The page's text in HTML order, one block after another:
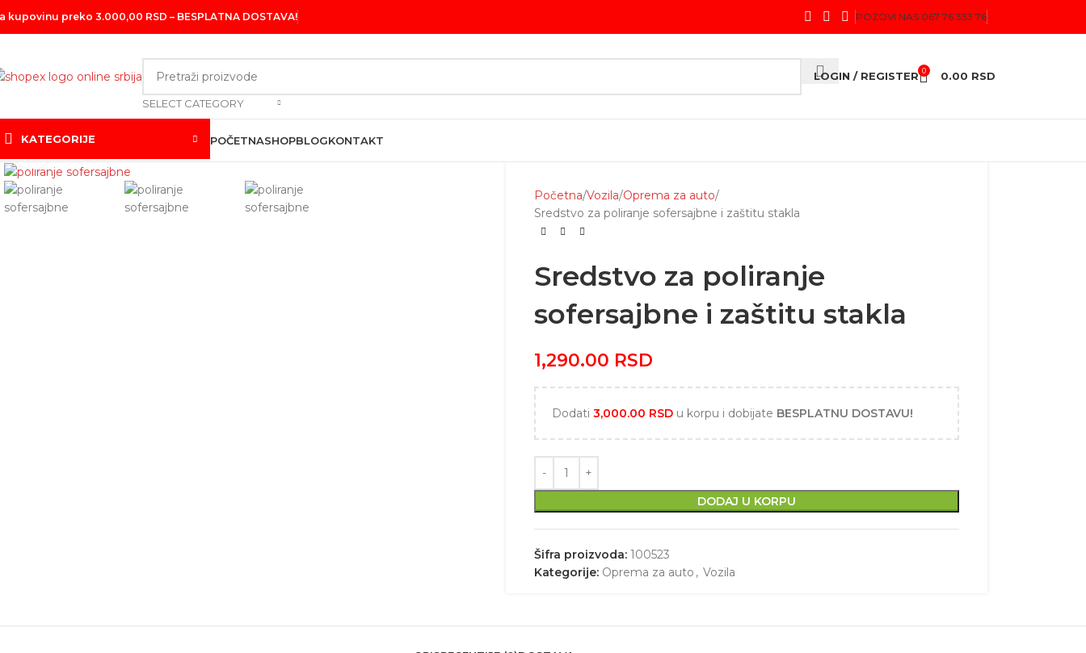
kupovinu preko 3.000,00 RSD – BESPLATNA DOSTAVA! POZOVI NAS 067 76 333 76
SELECT CATEGORY
LOGIN / REGISTER 0 0.00 RSD
KATEGORIJE POČETNASHOPBLOGKONTAKT
Početna Vozila Oprema za auto
Sredstvo za poliranje sofersajbne i zaštitu stakla
Sredstvo za poliranje
sofersajbne i zaštitu stakla
1,290.00 RSD
Dodati 3,000.00 RSDu korpu i dobijate BESPLATNU DOSTAVU!
DODAJ U KORPU
Šifra proizvoda: 100523
Kategorije: Oprema za auto , Vozila